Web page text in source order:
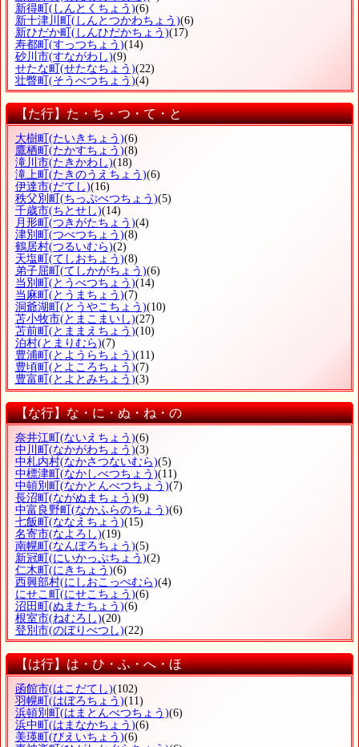
新得町(しんとくちょう)(6)
新十津川町(しんとつかわちょう)(6)
新ひだか町(しんひだかちょう)(17)
寿都町(すっつちょう)(14)
砂川市(すながわし)(9)
せたな町(せたなちょう)(22)
壮瞥町(そうべつちょう)(4)
【た行】た・ち・つ・て・と
大樹町 (たいきちょう)(6)
鷹栖町 (たかすちょう)(8)
滝川市(たきかわし)(18)
滝上町 (たきのうえちょう)(6)
伊達市(だてし)(16)
秩父別町 (ちっぷべつちょう)(5)
千歳市(ちとせし)(14)
月形町 (つきがたちょう)(4)
津別町 (つべつちょう)(8)
鶴居村(つるいむら)(2)
天塩町 (てしおちょう)(8)
弟子屈町 (てしかがちょう)(6)
当別町 (とうべつちょう)(14)
当麻町 (とうまちょう)(7)
洞爺湖町 (とうやこちょう)(10)
苫小牧市(とまこまいし)(27)
苫前町 (とままえちょう)(10)
泊村(とまりむら)(7)
豊浦町 (とようらちょう)(11)
豊頃町 (とよころちょう)(7)
豊富町 (とよとみちょう)(3)
【な行】な・に・ぬ・ね・の
奈井江町 (ないえちょう)(6)
中川町 (なかがわちょう)(3)
中札内村(なかさつないむら)(5)
中標津町 (なかしべつちょう)(11)
中頓別町 (なかとんべつちょう)(7)
長沼町 (ながぬまちょう)(9)
中富良野町 (なかふらのちょう)(6)
七飯町 (ななえちょう)(15)
名寄市(なよろし)(19)
南幌町 (なんぽろちょう)(5)
新冠町 (にいかっぷちょう)(2)
仁木町 (にきちょう)(6)
西興部村(にしおこっぺむら)(4)
にせこ町 (にせこちょう)(6)
沼田町 (ぬまたちょう)(6)
根室市(ねむろし)(20)
登別市(のぼりべつし)(22)
【は行】は・ひ・ふ・へ・ほ
函館市(はこだてし)(102)
羽幌町 (はぼろちょう)(11)
浜頓別町 (はまとんべつちょう)(6)
浜中町 (はまなかちょう)(6)
美瑛町 (びえいちょう)(6)